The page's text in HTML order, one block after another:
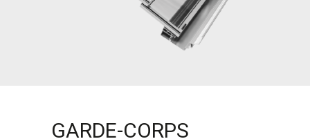
GARDE-CORPS